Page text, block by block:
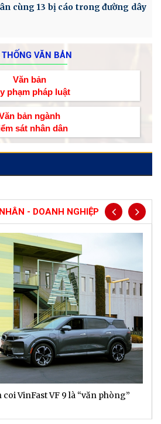
cùng 13 bị cáo trong đường dây
THỐNG VĂN BẢN
Văn bản
phạm pháp luật
bản ngành
sát nhân dân
- DOANH NGHIỆP
VinFast VF 9 là “văn phòng”